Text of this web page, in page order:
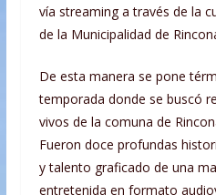
vía streaming a través de la
de la Municipalidad de
De esta manera se pone
temporada donde se buscó
vivos de la comuna de
Fueron doce profundas
y talento graficado de una
entretenida en formato